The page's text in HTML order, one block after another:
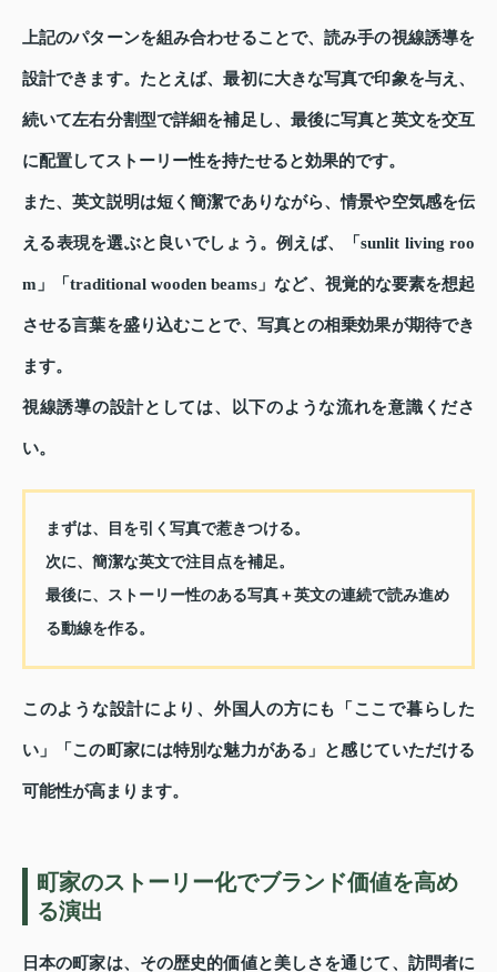
上記のパターンを組み合わせることで、読み手の視線誘導を
設計できます。たとえば、最初に大きな写真で印象を与え、
続いて左右分割型で詳細を補足し、最後に写真と英文を交互
に配置してストーリー性を持たせると効果的です。
また、英文説明は短く簡潔でありながら、情景や空気感を伝
える表現を選ぶと良いでしょう。例えば、「sunlit living roo
m」「traditional wooden beams」など、視覚的な要素を想起
させる言葉を盛り込むことで、写真との相乗効果が期待でき
ます。
視線誘導の設計としては、以下のような流れを意識くださ
い。
まずは、目を引く写真で惹きつける。
次に、簡潔な英文で注目点を補足。
最後に、ストーリー性のある写真＋英文の連続で読み進め
る動線を作る。
このような設計により、外国人の方にも「ここで暮らした
い」「この町家には特別な魅力がある」と感じていただける
可能性が高まります。
町家のストーリー化でブランド価値を高め
る演出
日本の町家は、その歴史的価値と美しさを通じて、訪問者に